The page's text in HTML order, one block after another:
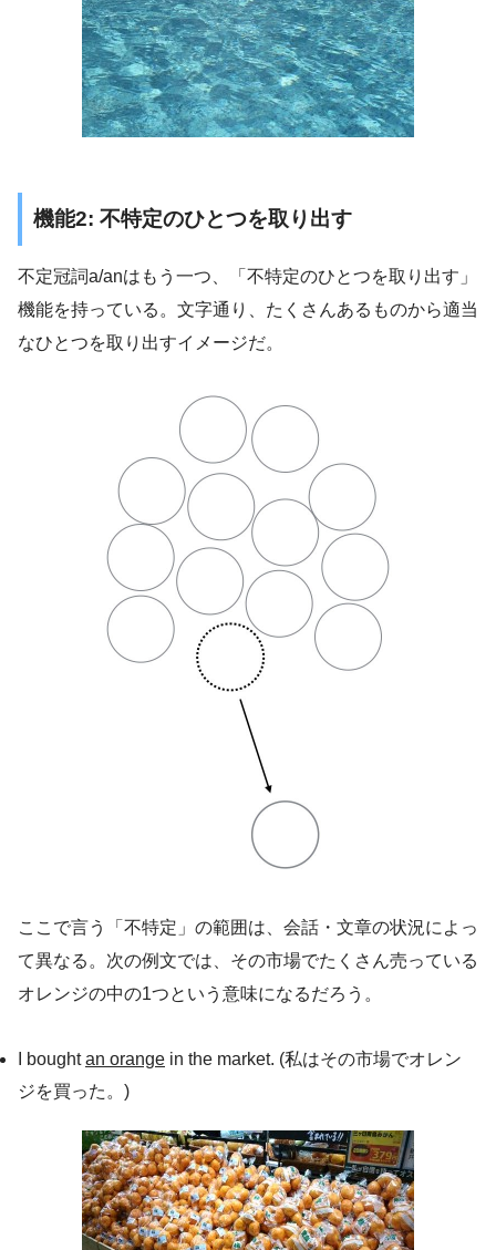
機能2: 不特定のひとつを取り出す
不定冠詞a/anはもう一つ、「不特定のひとつを取り出す」
機能を持っている。文字通り、たくさんあるものから適当
なひとつを取り出すイメージだ。
ここで言う「不特定」の範囲は、会話・文章の状況によっ
て異なる。次の例文では、その市場でたくさん売っている
オレンジの中の1つという意味になるだろう。
I boughtan orange in the market. (私はその市場でオレン
ジを買った。)